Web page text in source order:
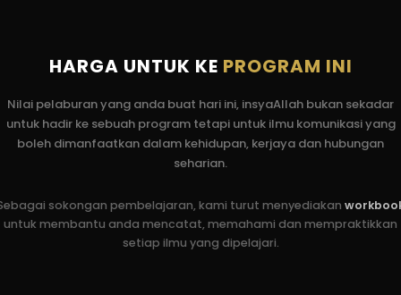
HARGA UNTUK KE PROGRAM INI
Nilai pelaburan yang anda buat hari ini, insyaAllah bukan sekadar
untuk hadir ke sebuah program tetapi untuk ilmu komunikasi yang
boleh dimanfaatkan dalam kehidupan, kerjaya dan hubungan
seharian.
sokongan pembelajaran, kami turut menyediakan
untuk membantu anda mencatat, memahami dan mempraktikkan
setiap ilmu yang dipelajari.